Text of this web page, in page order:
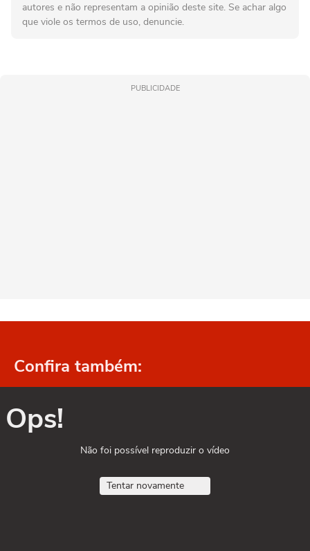
autores e não representam a opinião deste site. Se achar algo
que viole os termos de uso, denuncie.
PUBLICIDADE
Confira também:
Ops!
Não foi possível reproduzir o vídeo
Tentar novamente